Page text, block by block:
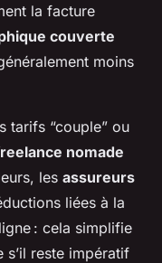
la facture
couverte
moins
tarifs “couple” ou
nomade
les assureurs
liées à la
: cela simplifie
reste impératif